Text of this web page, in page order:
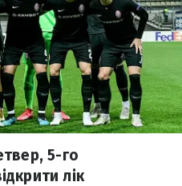
5-го
лік